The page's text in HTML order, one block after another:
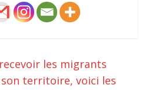
les migrants
son territoire, voici les